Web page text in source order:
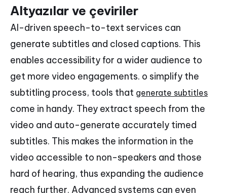
Altyazılar ve çeviriler
AI-driven speech-to-text services can
generate subtitles and closed captions. This
enables accessibility for a wider audience to
get more video engagements. o simplify the
subtitling process, tools that generate subtitles
come in handy. They extract speech from the
video and auto-generate accurately timed
subtitles. This makes the information in the
video accessible to non-speakers and those
hard of hearing, thus expanding the audience
reach further. Advanced systems can even